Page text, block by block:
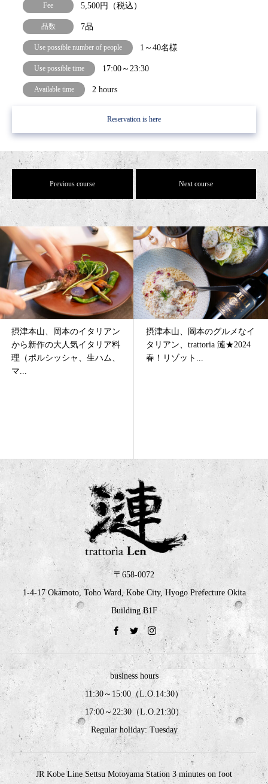
Fee 5,500円（税込）
品数 7品
Use possible number of people 1～40名様
Use possible time 17:00～23:30
Available time 2 hours
Reservation is here
Previous course Next course
摂津本山、岡本のグルメなイ
タリアン、trattoria 漣★2024
春！リゾット...
摂津本山、岡本のオシャ
イタリアン、trattoria 漣
★2023最終ブログ...
〒658-0072
1-4-17 Okamoto, Toho Ward, Kobe City, Hyogo Prefecture Okita
Building B1F
business hours
11:30～15:00（L.O.14:30）
17:00～22:30（L.O.21:30）
Regular holiday: Tuesday
JR Kobe Line Settsu Motoyama Station 3 minutes on foot